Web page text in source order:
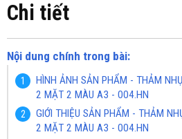
Chi tiết
Nội dung chính trong bài:
HÌNH ẢNH SẢN PHẨM - THẢM
2 MẶT 2 MÀU A3 - 004.HN
GIỚI THIỆU SẢN PHẨM - THẢM
2 MẶT 2 MÀU A3 - 004.HN